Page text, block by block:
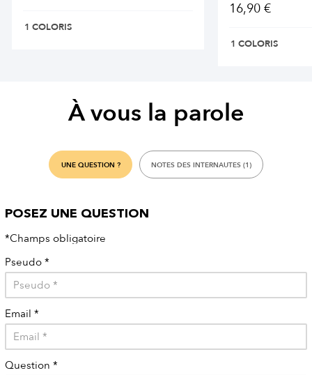
1 COLORIS
16,90 €
1 COLORIS
À vous la parole
UNE QUESTION ? NOTES DES INTERNAUTES (1)
POSEZ UNE QUESTION
*Champs obligatoire
Pseudo *
Email *
Question *